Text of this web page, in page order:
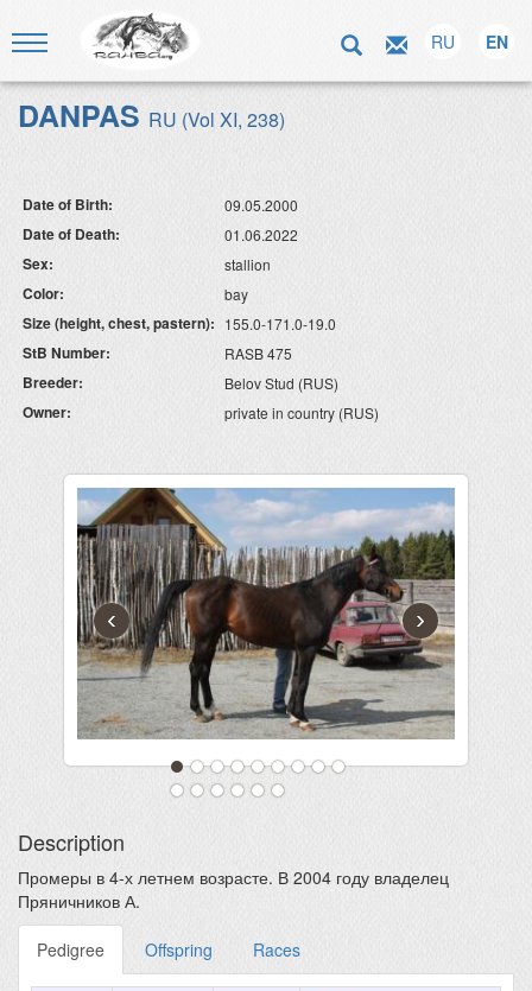
RU EN
DANPAS RU (Vol XI, 238)
Date of Birth: 09.05.2000
Date of Death: 01.06.2022
Sex: stallion
Color: bay
Size (height, chest, pastern): 155.0-171.0-19.0
StB Number: RASB 475
Breeder: Belov Stud (RUS)
Owner: private in country (RUS)
‹ ›
Description
Промеры в 4-х летнем возрасте. В 2004 году владелец
Пряничников А.
Pedigree Offspring Races